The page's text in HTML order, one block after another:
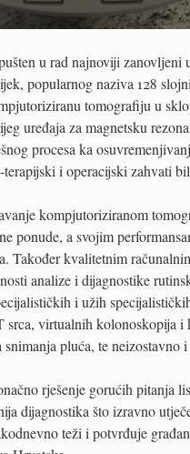
u rad najnoviji zanovljeni
popularnog naziva 128
tomografiju u
uređaja za magnetsku
procesa ka
i operacijski zahvati
kompjutoriziranom
ponude, a svojim
Također kvalitetnim
analize i dijagnostike
i užih
virtualnih kolonoskopija
pluća, te neizostavno
rješenje gorućih pitanja
dijagnostika što izravno
teži i potvrđuje